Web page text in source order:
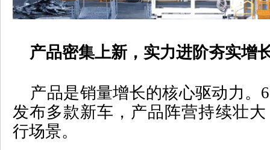
产品密集上新，实力进阶夯实增
产品是销量增长的核心驱动力。 6
发布多款新车，产品阵营持续壮
行场景。